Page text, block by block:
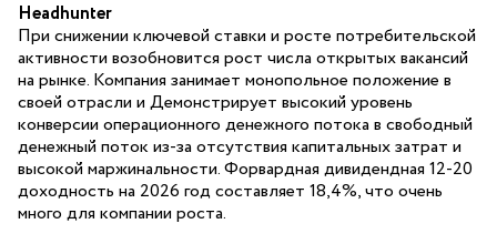
Headhunter
При снижении ключевой ставки и росте потребительской
активности возобновится рост числа открытых вакансий
на рынке. Компания занимает монопольное положение в
своей отрасли и Демонстрирует высокий уровень
конверсии операционного денежного потока в свободный
денежный поток из-за отсутствия капитальных затрат и
высокой маржинальности. Форвардная дивидендная 12-20
доходность на 2026 год составляет 18,4%, что очень
много для компании роста.